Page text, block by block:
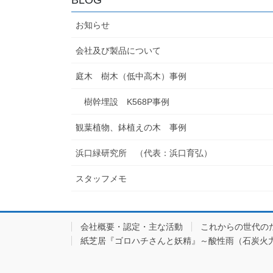
お知らせ
会社及び製品について
庭木 樹木（低中高木）事例
樹幹埋設 K568P事例
観葉植物、鉢植えの木 事例
浜口緑研究所 （代表：浜口育弘）
スタッフメモ
会社概要・認定・主な活動
これからの世代の
紙芝居『ゴロハチさんと妖精』～酸性雨（石炭火